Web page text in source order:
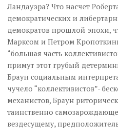
Ландауэра? Что насчет
демократических и
демократов прошлой эпохи,
Марксом и Петром
“большая часть
примут этот грубый
Браун социальным
чучело “коллективистов”-
механистов, Браун
таинственно
вездесущему,